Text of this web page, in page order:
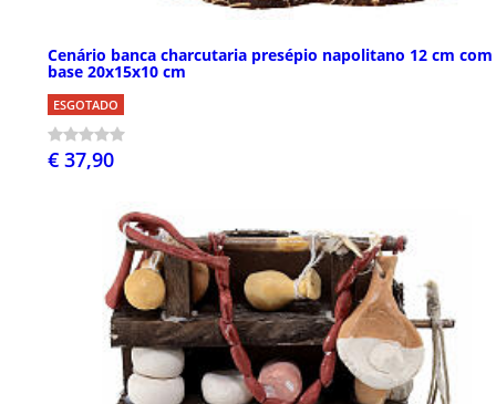
Cenário banca charcutaria presépio napolitano 12 cm com
base 20x15x10 cm
ESGOTADO
€ 37,90